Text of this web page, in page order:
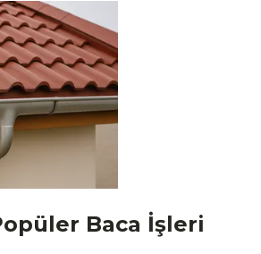
Baca İşleri